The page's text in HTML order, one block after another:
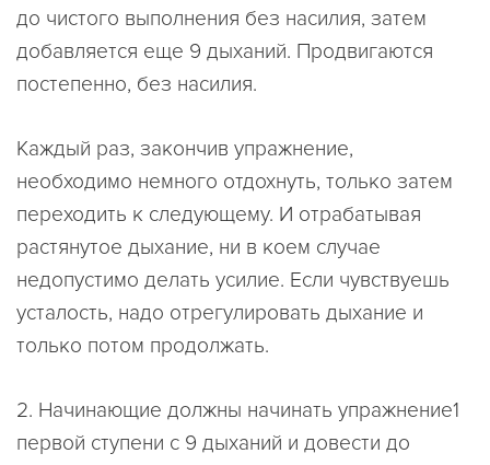
до чистого выполнения без насилия, затем
добавляется еще 9 дыханий. Продвигаются
постепенно, без насилия.
Каждый раз, закончив упражнение,
необходимо немного отдохнуть, только затем
переходить к следующему. И отрабатывая
растянутое дыхание, ни в коем случае
недопустимо делать усилие. Если чувствуешь
усталость, надо отрегулировать дыхание и
только потом продолжать.
2. Начинающие должны начинать упражнение1
первой ступени с 9 дыханий и довести до